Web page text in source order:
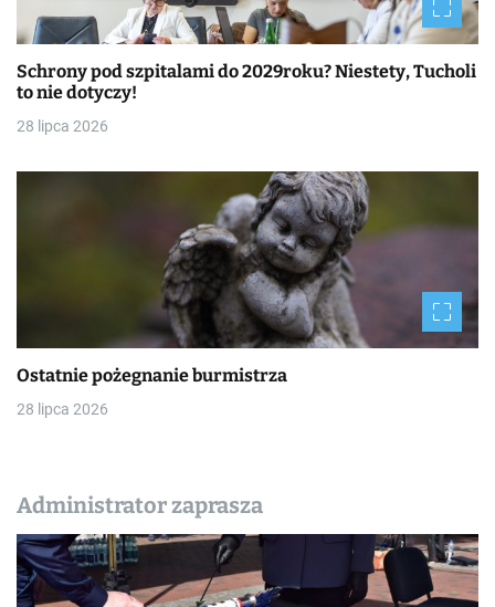
Schrony pod szpitalami do 2029roku? Niestety, Tucholi
to nie dotyczy!
28 lipca 2026
Ostatnie pożegnanie burmistrza
28 lipca 2026
Administrator zaprasza